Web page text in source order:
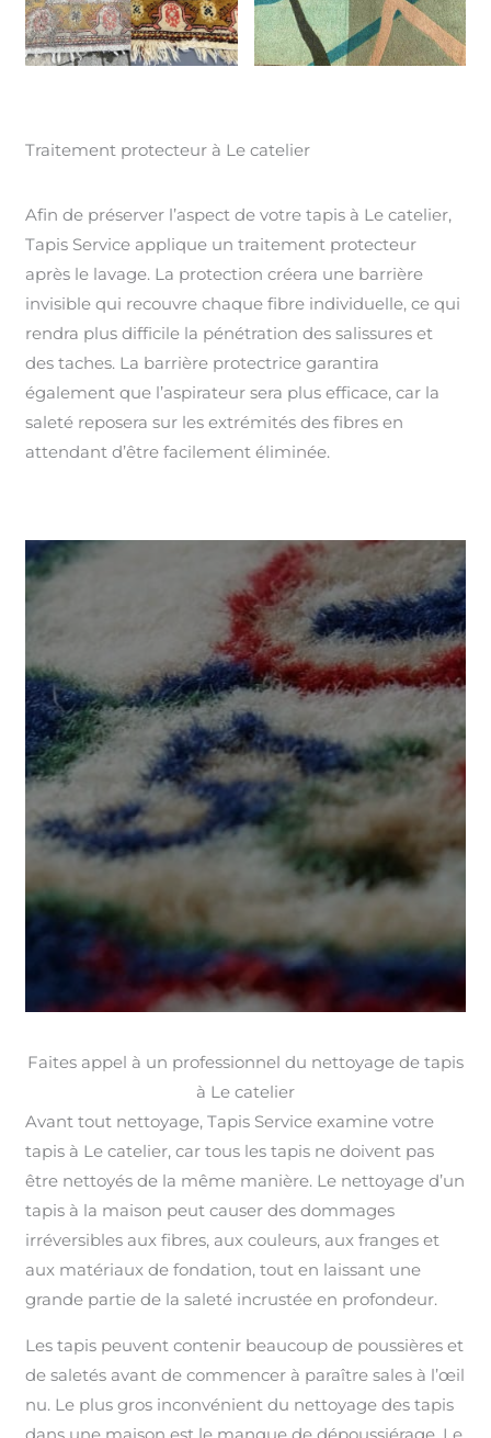
Traitement protecteur à Le catelier
Afin de préserver l’aspect de votre tapis à Le catelier,
Tapis Service applique un traitement protecteur
après le lavage. La protection créera une barrière
invisible qui recouvre chaque fibre individuelle, ce qui
rendra plus difficile la pénétration des salissures et
des taches. La barrière protectrice garantira
également que l’aspirateur sera plus efficace, car la
saleté reposera sur les extrémités des fibres en
attendant d’être facilement éliminée.
Faites appel à un professionnel du nettoyage de tapis
à Le catelier
Avant tout nettoyage, Tapis Service examine votre
tapis à Le catelier, car tous les tapis ne doivent pas
être nettoyés de la même manière. Le nettoyage d’un
tapis à la maison peut causer des dommages
irréversibles aux fibres, aux couleurs, aux franges et
aux matériaux de fondation, tout en laissant une
grande partie de la saleté incrustée en profondeur.
Les tapis peuvent contenir beaucoup de poussières et
de saletés avant de commencer à paraître sales à l’œil
nu. Le plus gros inconvénient du nettoyage des tapis